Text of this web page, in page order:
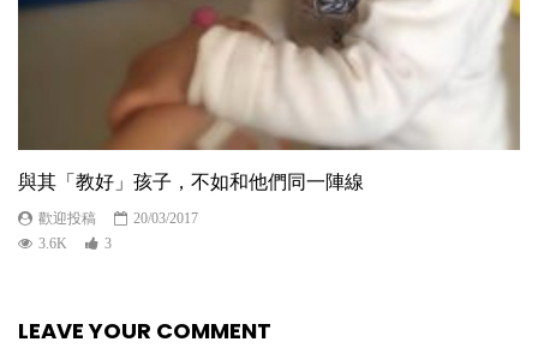
與其「教好」孩子，不如和他們同一陣線
歡迎投稿
20/03/2017
3.6K
3
LEAVE YOUR COMMENT